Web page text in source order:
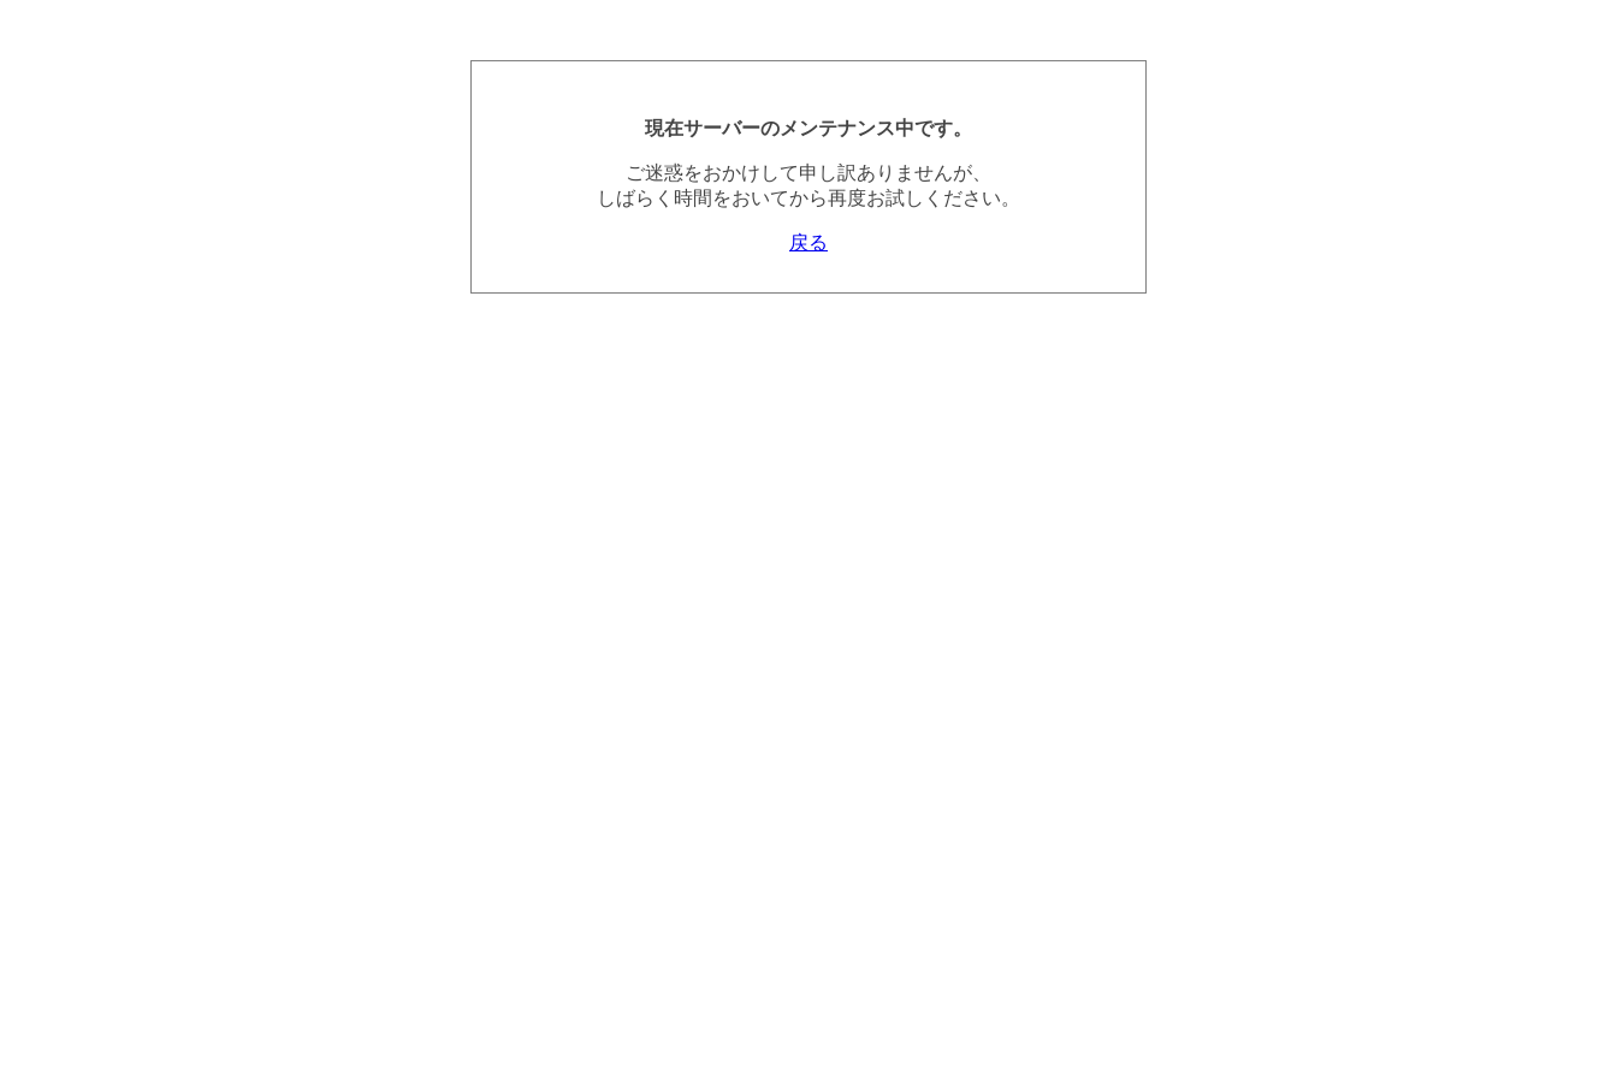
現在サーバーのメンテナンス中です。
ご迷惑をおかけして申し訳ありませんが、
しばらく時間をおいてから再度お試しください。
戻る